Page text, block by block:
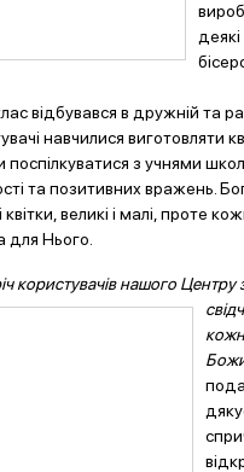
відбувався в дружній та
навчилися виготовляти
поспілкуватися з учнями
та позитивних вражень.
квітки, великі і малі, проте
для Нього.
користувачів нашого